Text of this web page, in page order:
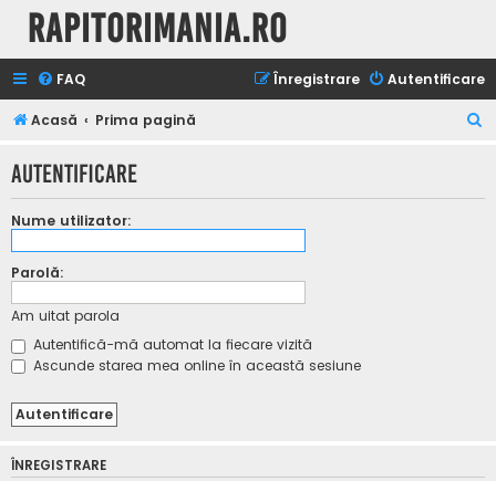
Rapitorimania.ro
FAQ Autentificare
Înregistrare
Acasă Prima pagină
t
Autentificare
Nume utilizator:
Parolă:
Am uitat parola
Autentifică-mă automat la fiecare vizită
Ascunde starea mea online în această sesiune
ÎNREGISTRARE